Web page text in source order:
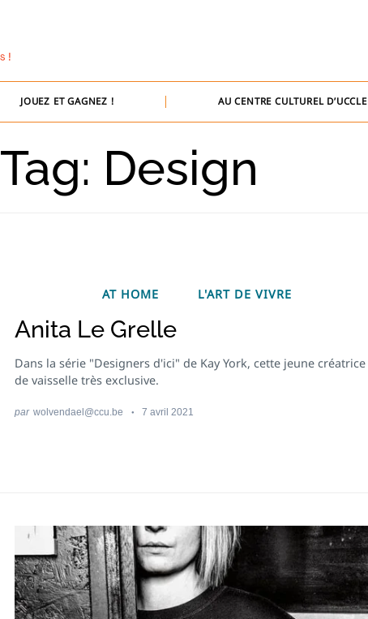
JOUEZ ET GAGNEZ ! AU CENTRE CULTUREL D’UCCLE
Tag: Design
AT HOME L'ART DE VIVRE
Anita Le Grelle
Dans la série "Designers d'ici" de Kay York, cette jeune créatrice
de vaisselle très exclusive.
par wolvendael@ccu.be 7 avril 2021